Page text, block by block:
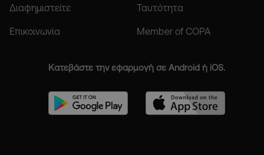
Διαφημιστείτε Ταυτότητα
Επικοινωνία Member of COPA
Κατεβάστε την εφαρμογή σε Android ή iOS.